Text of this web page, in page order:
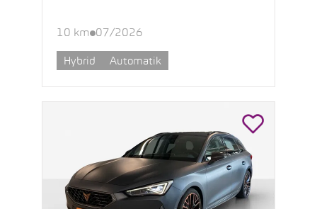
10 km 07/2026
Hybrid Automatik